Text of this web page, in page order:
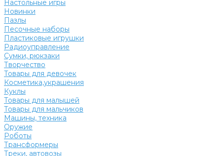
Настольные игры
Новинки
Пазлы
Песочные наборы
Пластиковые игрушки
Радиоуправление
Сумки, рюкзаки
Творчество
Товары для девочек
Косметика,украшения
Куклы
Товары для малышей
Товары для мальчиков
Машины, техника
Оружие
Роботы
Трансформеры
Треки, автовозы